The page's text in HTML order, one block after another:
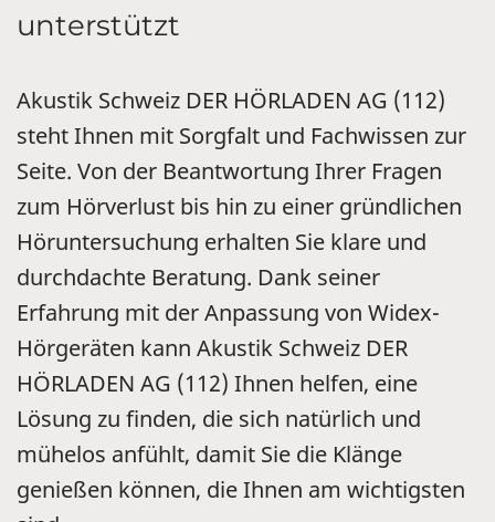
unterstützt
Akustik Schweiz DER HÖRLADEN AG (112)
steht Ihnen mit Sorgfalt und Fachwissen zur
Seite. Von der Beantwortung Ihrer Fragen
zum Hörverlust bis hin zu einer gründlichen
Höruntersuchung erhalten Sie klare und
durchdachte Beratung. Dank seiner
Erfahrung mit der Anpassung von Widex-
Hörgeräten kann Akustik Schweiz DER
HÖRLADEN AG (112) Ihnen helfen, eine
Lösung zu finden, die sich natürlich und
mühelos anfühlt, damit Sie die Klänge
genießen können, die Ihnen am wichtigsten